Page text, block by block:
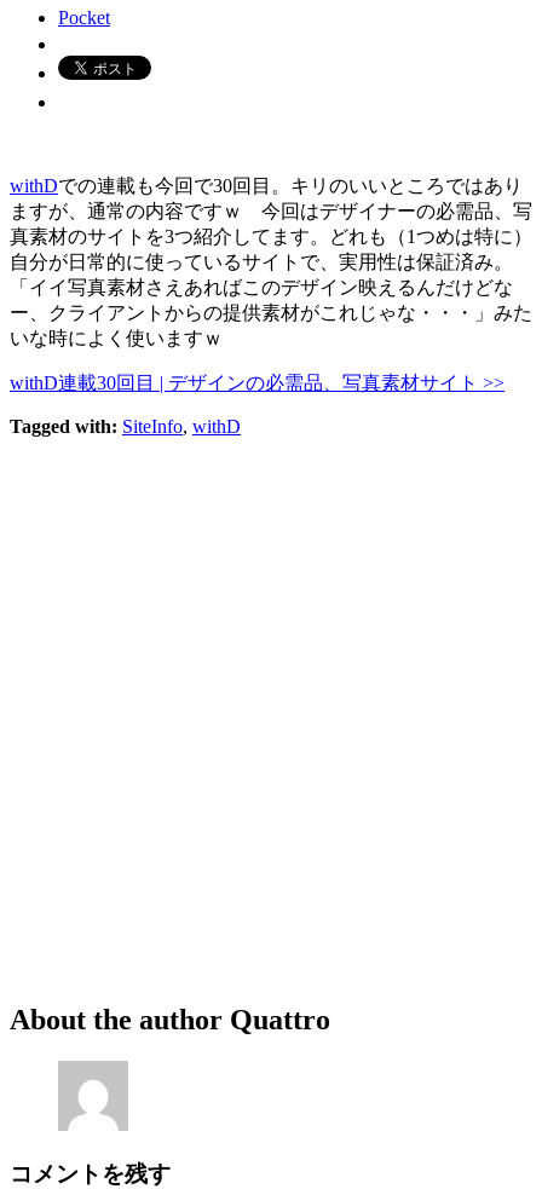
Pocket
withDでの連載も今回で30回目。キリのいいところではあり
ますが、通常の内容ですｗ 今回はデザイナーの必需品、写
真素材のサイトを3つ紹介してます。どれも（1つめは特に）
自分が日常的に使っているサイトで、実用性は保証済み。
「イイ写真素材さえあればこのデザイン映えるんだけどな
ー、クライアントからの提供素材がこれじゃな・・・」みた
いな時によく使いますｗ
withD連載30回目 | デザインの必需品、写真素材サイト >>
Tagged with: SiteInfo, withD
About the author Quattro
コメントを残す